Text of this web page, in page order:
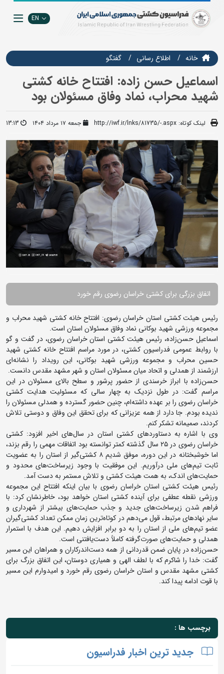
EN
خانه اطلاع رسانی گفتگو
اسماعیل حسن زاده: افتتاح خانه کشتی
شهید محراب، نماد وفاق مسئولان بود
لینک کوتاه: http://iwf.ir/lnks/81735/-.aspx جمعه ۱۷ مرداد ۱۴۰۴ 13:13
اتفاق بزرگی برای کشتی خراسان رضوی رقم خورد
رئیس هیئت کشتی استان خراسان رضوی: افتتاح خانه کشتی شهید محراب و
مجموعه ورزشی شهید بوکانی نماد وفاق مسئولان استان است.
اسماعیل حسن‌زاده، رئیس هیئت کشتی استان خراسان رضوی، در گفت و گو
با روابط عمومی فدراسیون کشتی، در مورد مراسم افتتاح خانه کشتی شهید
حسین محراب و مجموعه ورزشی شهید بوکانی، این رویداد را نشانه‌ای
ارزشمند از همدلی و اتحاد میان مسئولان استان و شهر مشهد مقدس دانست.
حسن‌زاده با ابراز خرسندی از حضور پرشور و سطح بالای مسئولان در این
مراسم گفت: در طول نزدیک به چهار سالی که مسئولیت هدایت کشتی
خراسان رضوی را بر عهده داشته‌ام، چنین حضور گسترده و همدلی مسئولان را
ندیده بودم. جا دارد از همه عزیزانی که برای تحقق این وفاق و دوستی تلاش
کردند، صمیمانه تشکر کنم.
وی با اشاره به دستاوردهای کشتی استان در سال‌های اخیر افزود: کشتی
خراسان رضوی در ۲۵ سال گذشته کمتر توانسته بود اتفاقات مهمی را رقم بزند،
اما خوشبختانه در این دوره، موفق شدیم ۸ کشتی‌گیر از استان را به عضویت
ثابت تیم‌های ملی درآوریم. این موفقیت با وجود زیرساخت‌های محدود و
حمایت‌های اندک، به همت هیئت کشتی و تلاش مستمر به دست آمد.
رئیس هیئت کشتی استان خراسان رضوی با بیان اینکه افتتاح این مجموعه
ورزشی نقطه عطفی برای آینده کشتی استان خواهد بود، خاطرنشان کرد: با
فراهم شدن زیرساخت‌های جدید و جذب حمایت‌های بیشتر از شهرداری و
سایر نهادهای مرتبط، قول می‌دهم در کوتاه‌ترین زمان ممکن تعداد کشتی‌گیران
عضو تیم‌های ملی از استان را به دو برابر افزایش دهیم. این هدف با استمرار
همدلی و حمایت‌های صورت‌گرفته کاملاً دست‌یافتنی است.
حسن‌زاده در پایان ضمن قدردانی از همه دست‌اندرکاران و همراهان این مسیر
گفت: خدا را شاکرم که با لطف الهی و همیاری دوستان، این اتفاق بزرگ برای
کشتی مشهد مقدس و استان خراسان رضوی رقم خورد و امیدوارم این مسیر
با قوت ادامه پیدا کند.
برچسب ها :
جدید ترین اخبار فدراسیون